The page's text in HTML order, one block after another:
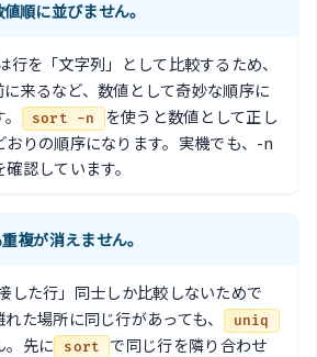
順に並びません。
行を「文字列」として比較するため、
に来るなど、数値として奇妙な順序に
sort -n
を使うと数値として正し
おりの順序になります。実機でも、-n
認しています。
複が消えません。
した行」同士しか比較しないためで
た場所に同じ行があっても、
uniq
。先に sort
で同じ行を隣り合わせ